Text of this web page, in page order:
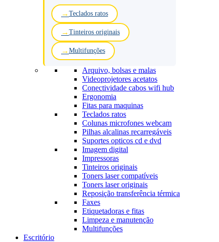
Teclados ratos
Tinteiros originais
Multifunções
Arquivo, bolsas e malas
Videoprojetores acetatos
Conectividade cabos wifi hub
Ergonomia
Fitas para maquinas
Teclados ratos
Colunas microfones webcam
Pilhas alcalinas recarregáveis
Suportes opticos cd e dvd
Imagem digital
Impressoras
Tinteiros originais
Toners laser compatíveis
Toners laser originais
Reposição transferência térmica
Faxes
Etiquetadoras e fitas
Limpeza e manutenção
Multifunções
Escritório